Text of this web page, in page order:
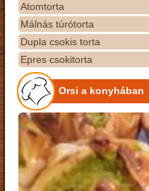
Atomtorta
Málnás túrótorta
Dupla csokis torta
Epres csokitorta
Orsi a konyhában